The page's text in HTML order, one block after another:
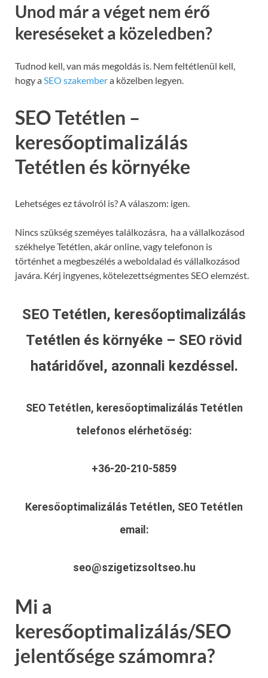
Unod már a véget nem érő
kereséseket a közeledben?
Tudnod kell, van más megoldás is. Nem feltétlenül kell,
hogy aSEO szakembera közelben legyen.
SEO Tetétlen –
keresőoptimalizálás
Tetétlen és környéke
Lehetséges ez távolról is? A válaszom: igen.
Nincs szükség szeméyes találkozásra, ha a vállalkozásod
székhelye Tetétlen, akár online, vagy telefonon is
történhet a megbeszélés a weboldalad és vállalkozásod
javára. Kérj ingyenes, kötelezettségmentes SEO elemzést.
SEO Tetétlen, keresőoptimalizálás
Tetétlen és környéke – SEO rövid
határidővel, azonnali kezdéssel.
SEO Tetétlen, keresőoptimalizálás Tetétlen
telefonos elérhetőség:
+36-20-210-5859
Keresőoptimalizálás Tetétlen, SEO Tetétlen
email:
seo@szigetizsoltseo.hu
Mi a
keresőoptimalizálás/SEO
jelentősége számomra?